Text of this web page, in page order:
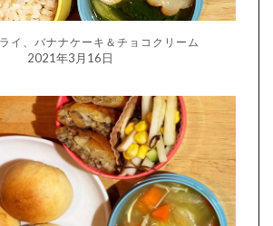
イ、バナナケーキ＆チョコクリーム
2021年3月16日